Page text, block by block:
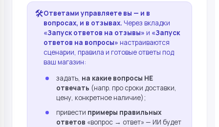
🛠️Ответами управляете вы — и в
вопросах, и в отзывах. Через вкладки
«Запуск ответов на отзывы» и «Запуск
ответов на вопросы» настраиваются
сценарии, правила и готовые ответы под
ваш магазин:
задать, на какие вопросы НЕ
отвечать (напр. про сроки доставки,
цену, конкретное наличие);
привести примеры правильных
ответов «вопрос → ответ» — ИИ будет